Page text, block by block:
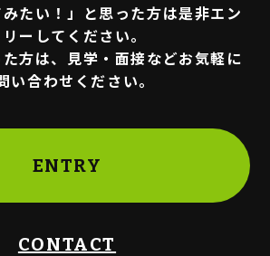
たい！」と思った方は是非エン
リーしてください。
方は、見学・面接などお気軽に
い合わせください。
ENTRY
CONTACT